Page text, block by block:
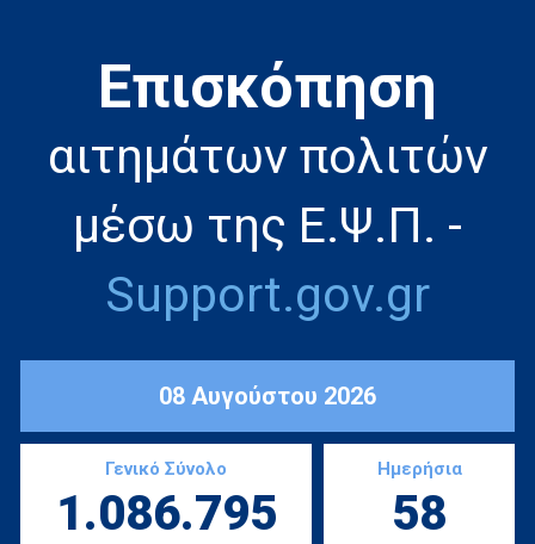
Eπισκόπηση
αιτημάτων πολιτών
μέσω της Ε.Ψ.Π. -
Support.gov.gr
08 Αυγούστου 2026
Γενικό Σύνολο
1.086.795
Ημερήσια
58